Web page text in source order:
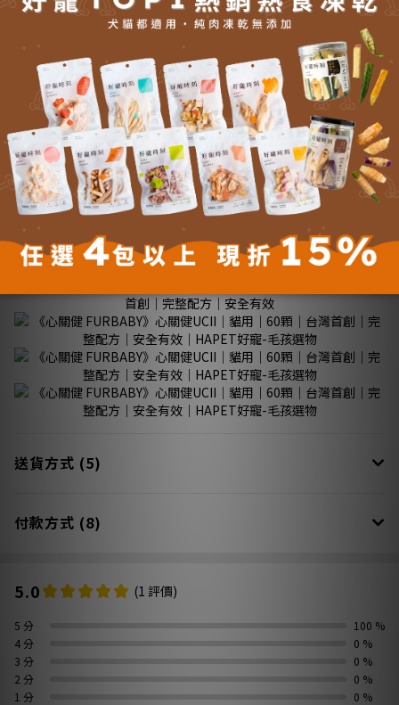
■ 產地：台灣
每一份量0.3g
蛋白質：0.1g
脂肪(酸)：0.1g
飽和脂肪(酸)：0g
不飽和脂肪(酸)：0g
碳水化合物：0.1g
糖：0.0g
鈉：1mg
熱量：1.3kcal
更多說明
送貨方式 (5)
付款方式 (8)
5.0 (1 評價)
5 分
100 %
4 分
0 %
3 分
0 %
2 分
0 %
1 分
0 %